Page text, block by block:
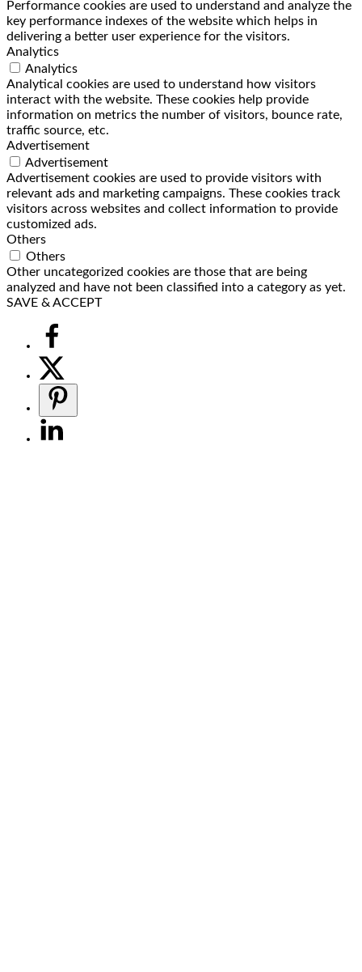
Performance cookies are used to understand and analyze the
key performance indexes of the website which helps in
delivering a better user experience for the visitors.
Analytics
Analytics
Analytical cookies are used to understand how visitors
interact with the website. These cookies help provide
information on metrics the number of visitors, bounce rate,
traffic source, etc.
Advertisement
Advertisement
Advertisement cookies are used to provide visitors with
relevant ads and marketing campaigns. These cookies track
visitors across websites and collect information to provide
customized ads.
Others
Others
Other uncategorized cookies are those that are being
analyzed and have not been classified into a category as yet.
SAVE & ACCEPT